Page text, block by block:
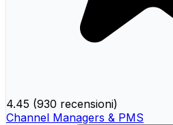
4.45 (930 recensioni)
Channel Managers & PMS